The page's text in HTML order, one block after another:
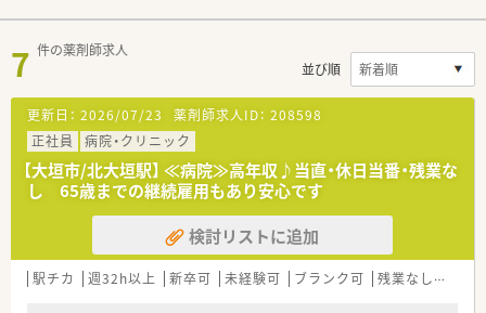
7 件の薬剤師求人
並び順
更新日： 2026/07/23 薬剤師求人ID： 208598
正社員
病院・クリニック
【大垣市/北大垣駅】 ≪病院≫高年収♪当直・休日当番・残業な
し 65歳までの継続雇用もあり安心です
検討リストに追加
駅チカ 週32h以上 新卒可 未経験可 ブランク可 残業なし(ほぼなし含む)